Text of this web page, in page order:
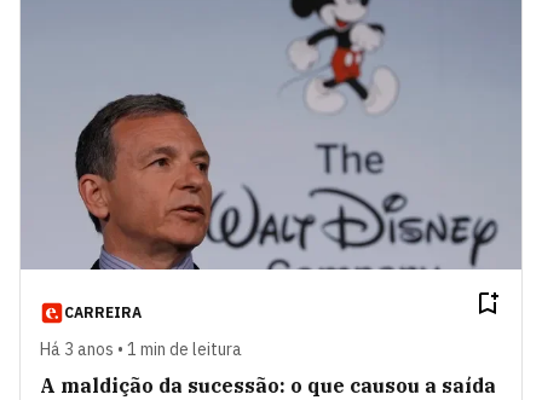
CARREIRA
Há 3 anos • 1 min de leitura
A maldição da sucessão: o que causou a saída